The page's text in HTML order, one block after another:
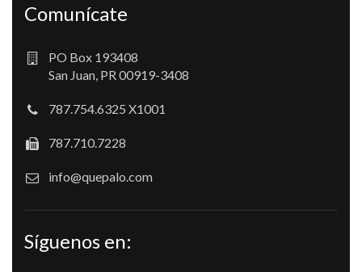
Comunícate
PO Box 193408
San Juan, PR 00919-3408
787.754.6325 X1001
787.710.7228
info@quepalo.com
Síguenos en: